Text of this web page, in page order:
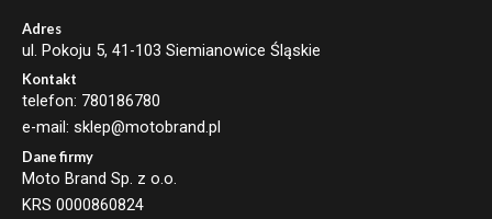
m
a
l
Adres
ul. Pokoju 5, 41-103 Siemianowice Śląskie
Kontakt
telefon: 780186780
e-mail: sklep@motobrand.pl
Dane firmy
Moto Brand Sp. z o.o.
KRS 0000860824